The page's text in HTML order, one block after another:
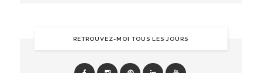
RETROUVEZ-MOI TOUS LES JOURS